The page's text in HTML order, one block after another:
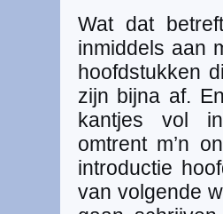
Wat dat
inmiddels aan
hoofdstukken
zijn bijna af.
kantjes vol
omtrent m’n
introductie
van volgende